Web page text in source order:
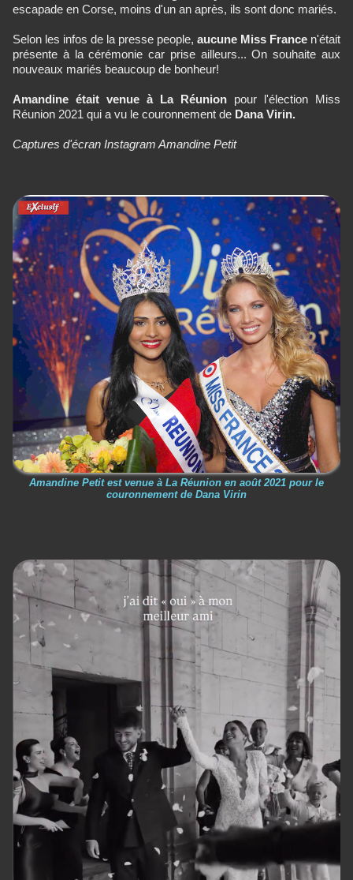
escapade en Corse, moins d'un an après, ils sont donc mariés.
Selon les infos de la presse people, aucune Miss France n'était
présente à la cérémonie car prise ailleurs... On souhaite aux
nouveaux mariés beaucoup de bonheur!
Amandine était venue à La Réunion pour l'élection Miss
Réunion 2021 qui a vu le couronnement de Dana Virin.
Captures d'écran Instagram Amandine Petit
Amandine Petit est venue à La Réunion en août 2021 pour le
couronnement de Dana Virin